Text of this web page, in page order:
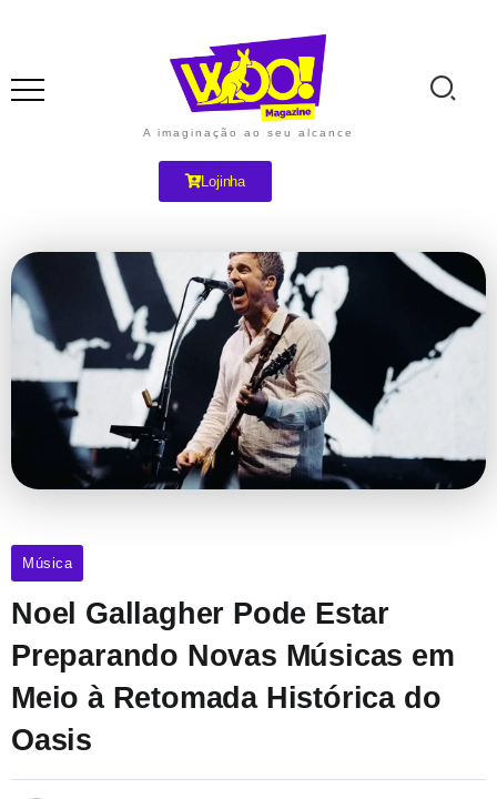
A imaginação ao seu alcance
Lojinha
Música
Noel Gallagher Pode Estar
Preparando Novas Músicas em
Meio à Retomada Histórica do
Oasis